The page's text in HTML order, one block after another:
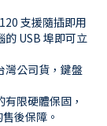
支援隨插即用
的 USB 埠即可立
灣公司貨，鍵盤
限硬體保固，
後保障。